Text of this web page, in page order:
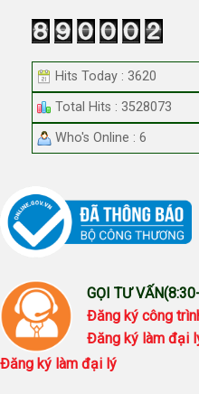
Hits Today : 3620
Total Hits : 3528073
Who's Online : 6
GỌI TƯ
Đăng ký công
Đăng ký làm đại
Đăng ký làm đại lý